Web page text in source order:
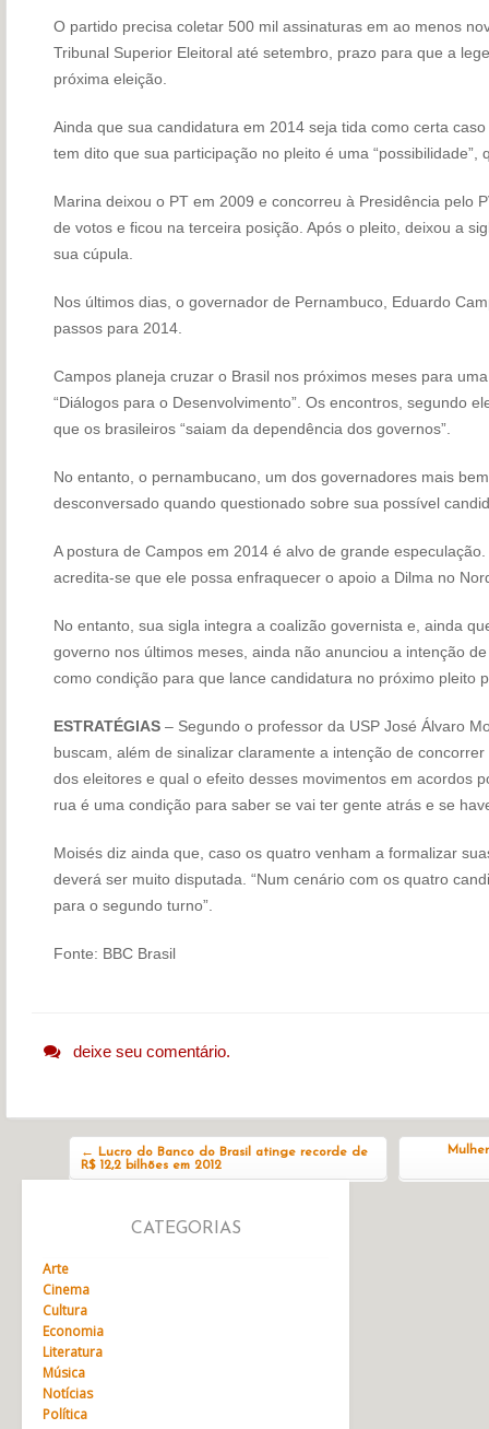
O partido precisa coletar 500 mil assinaturas em ao menos
Tribunal Superior Eleitoral até setembro, prazo para que a
próxima eleição.
Ainda que sua candidatura em 2014 seja tida como certa
tem dito que sua participação no pleito é uma
Marina deixou o PT em 2009 e concorreu à Presidência pelo
de votos e ficou na terceira posição. Após o pleito, deixou a
sua cúpula.
Nos últimos dias, o governador de Pernambuco, Eduardo
passos para 2014.
Campos planeja cruzar o Brasil nos próximos meses para
“Diálogos para o Desenvolvimento”. Os encontros, segundo
que os brasileiros “saiam da dependência dos governos”.
No entanto, o pernambucano, um dos governadores mais
desconversado quando questionado sobre sua possível
A postura de Campos em 2014 é alvo de grande
acredita-se que ele possa enfraquecer o apoio a Dilma no
No entanto, sua sigla integra a coalizão governista e, ainda
governo nos últimos meses, ainda não anunciou a intenção
como condição para que lance candidatura no próximo pleito
ESTRATÉGIAS – Segundo o professor da USP José Álvaro
buscam, além de sinalizar claramente a intenção de
dos eleitores e qual o efeito desses movimentos em acordos
rua é uma condição para saber se vai ter gente atrás e se
Moisés diz ainda que, caso os quatro venham a formalizar
deverá ser muito disputada. “Num cenário com os quatro
para o segundo turno”.
Fonte: BBC Brasil
deixe seu comentário.
←
Lucro do Banco do Brasil atinge recorde de
R$ 12,2 bilhões em 2012
CATEGORIAS
Arte
Cinema
Cultura
Economia
Literatura
Música
Notícias
Política